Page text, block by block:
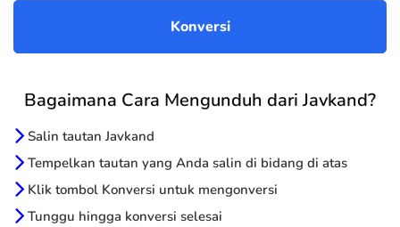
Bagaimana Cara Mengunduh dari Javkand?
Salin tautan Javkand
Tempelkan tautan yang Anda salin di bidang di atas
Klik tombol Konversi untuk mengonversi
Tunggu hingga konversi selesai